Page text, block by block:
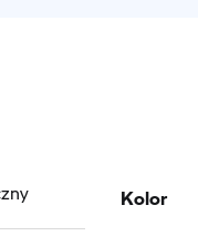
Kolor